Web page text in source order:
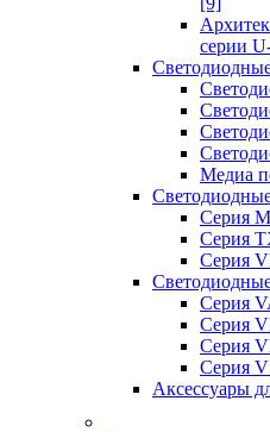
серии
Медиа
Серия
Серия
Серия
Серия
Серия
Серия
Серия V
Аксессуары